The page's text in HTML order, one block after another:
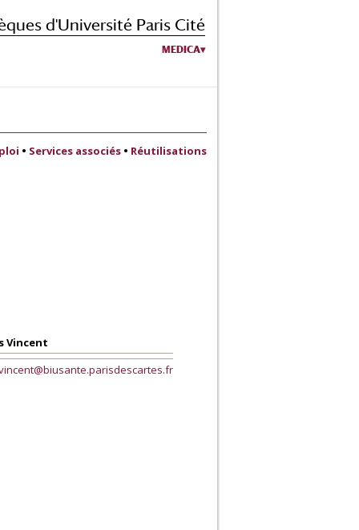
d'Université Paris Cité
MEDICA
• Services associés • Réutilisations
Vincent